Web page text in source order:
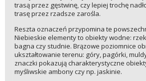
trasą przez gęstwinę, czy lepiej trochę
trasę przez rzadsze zarośla.
Reszta oznaczeń przypomina te
Niebieskie elementy to obiekty wodne:
bagna czy studnie. Brązowe poziomnice
ukształtowanie terenu: góry, pagórki,
znaczki pokazują charakterystyczne
myśliwskie ambony czy np. jaskinie.